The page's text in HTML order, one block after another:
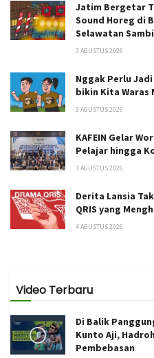
Jatim Bergetar
Sound Horeg di
Selawatan
3 AGUSTUS 2026
Nggak Perlu
bikin Kita Waras
3 AGUSTUS 2026
KAFEIN Gelar
Pelajar hingga
3 AGUSTUS 2026
Derita Lansia
QRIS yang
4 AGUSTUS 2026
Video Terbaru
Di Balik
Kunto Aji,
Pembebasan